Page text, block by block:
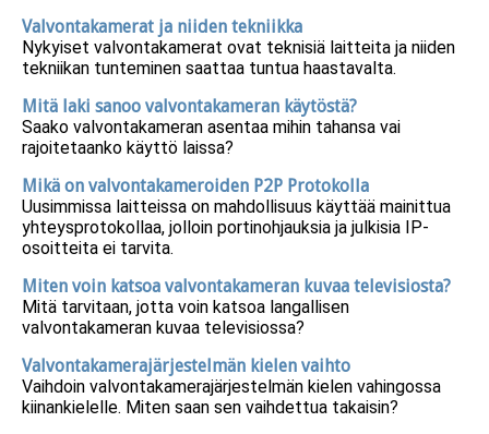
Valvontakamerat ja niiden tekniikka
Nykyiset valvontakamerat ovat teknisiä laitteita ja niiden
tekniikan tunteminen saattaa tuntua haastavalta.
Mitä laki sanoo valvontakameran käytöstä?
Saako valvontakameran asentaa mihin tahansa vai
rajoitetaanko käyttö laissa?
Mikä on valvontakameroiden P2P Protokolla
Uusimmissa laitteissa on mahdollisuus käyttää mainittua
yhteysprotokollaa, jolloin portinohjauksia ja julkisia IP-
osoitteita ei tarvita.
Miten voin katsoa valvontakameran kuvaa televisiosta?
Mitä tarvitaan, jotta voin katsoa langallisen
valvontakameran kuvaa televisiossa?
Valvontakamerajärjestelmän kielen vaihto
Vaihdoin valvontakamerajärjestelmän kielen vahingossa
kiinankielelle. Miten saan sen vaihdettua takaisin?